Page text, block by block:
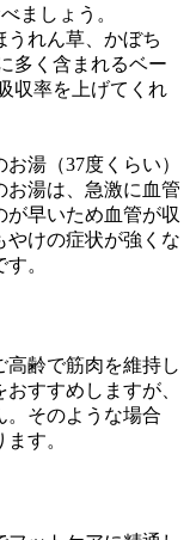
ましょう。
うれん草、かぼち
多く含まれるベー
収率を上げてくれ
湯（37度くらい）
お湯は、急激に血管
が早いため血管が収
やけの症状が強くな
。
齢で筋肉を維持し
すすめしますが、
。そのような場合
す。